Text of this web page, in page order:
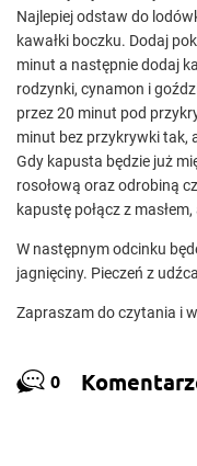
Najlepiej odstaw do
kawałki boczku. Dodaj
minut a następnie dodaj
rodzynki, cynamon i
przez 20 minut pod
minut bez przykrywki tak,
Gdy kapusta będzie już
rosołową oraz odrobiną
kapustę połącz z
W następnym odcinku
jagnięciny. Pieczeń z
Zapraszam do czytania i
0